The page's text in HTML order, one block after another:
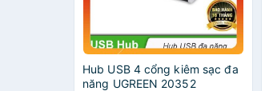
Hub USB 4 cổng kiêm sạc đa
năng UGREEN 20352